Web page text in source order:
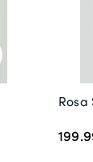
Rosa